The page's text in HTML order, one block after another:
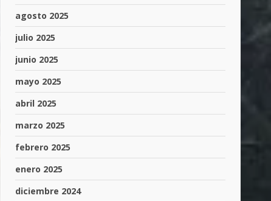
agosto 2025
julio 2025
junio 2025
mayo 2025
abril 2025
marzo 2025
febrero 2025
enero 2025
diciembre 2024